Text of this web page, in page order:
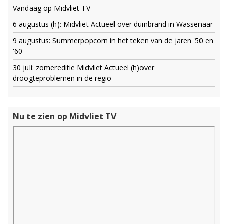
Vandaag op Midvliet TV
6 augustus (h): Midvliet Actueel over duinbrand in Wassenaar
9 augustus: Summerpopcorn in het teken van de jaren '50 en
'60
30 juli: zomereditie Midvliet Actueel (h)over
droogteproblemen in de regio
Nu te zien op Midvliet TV